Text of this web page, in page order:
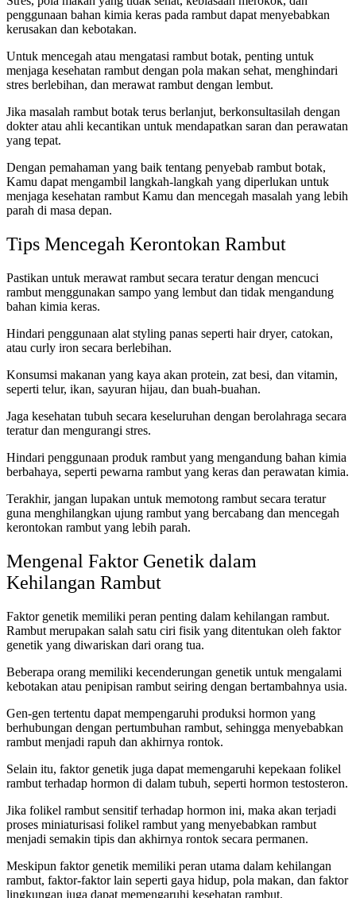
penggunaan bahan kimia keras pada rambut dapat menyebabkan
kerusakan dan kebotakan.
Untuk mencegah atau mengatasi rambut botak, penting untuk
menjaga kesehatan rambut dengan pola makan sehat, menghindari
stres berlebihan, dan merawat rambut dengan lembut.
Jika masalah rambut botak terus berlanjut, berkonsultasilah dengan
dokter atau ahli kecantikan untuk mendapatkan saran dan perawatan
yang tepat.
Dengan pemahaman yang baik tentang penyebab rambut botak,
Kamu dapat mengambil langkah-langkah yang diperlukan untuk
menjaga kesehatan rambut Kamu dan mencegah masalah yang lebih
parah di masa depan.
Tips Mencegah Kerontokan Rambut
Pastikan untuk merawat rambut secara teratur dengan mencuci
rambut menggunakan sampo yang lembut dan tidak mengandung
bahan kimia keras.
Hindari penggunaan alat styling panas seperti hair dryer, catokan,
atau curly iron secara berlebihan.
Konsumsi makanan yang kaya akan protein, zat besi, dan vitamin,
seperti telur, ikan, sayuran hijau, dan buah-buahan.
Jaga kesehatan tubuh secara keseluruhan dengan berolahraga secara
teratur dan mengurangi stres.
Hindari penggunaan produk rambut yang mengandung bahan kimia
berbahaya, seperti pewarna rambut yang keras dan perawatan kimia.
Terakhir, jangan lupakan untuk memotong rambut secara teratur
guna menghilangkan ujung rambut yang bercabang dan mencegah
kerontokan rambut yang lebih parah.
Mengenal Faktor Genetik dalam
Kehilangan Rambut
Faktor genetik memiliki peran penting dalam kehilangan rambut.
Rambut merupakan salah satu ciri fisik yang ditentukan oleh faktor
genetik yang diwariskan dari orang tua.
Beberapa orang memiliki kecenderungan genetik untuk mengalami
kebotakan atau penipisan rambut seiring dengan bertambahnya usia.
Gen-gen tertentu dapat mempengaruhi produksi hormon yang
berhubungan dengan pertumbuhan rambut, sehingga menyebabkan
rambut menjadi rapuh dan akhirnya rontok.
Selain itu, faktor genetik juga dapat memengaruhi kepekaan folikel
rambut terhadap hormon di dalam tubuh, seperti hormon testosteron.
Jika folikel rambut sensitif terhadap hormon ini, maka akan terjadi
proses miniaturisasi folikel rambut yang menyebabkan rambut
menjadi semakin tipis dan akhirnya rontok secara permanen.
Meskipun faktor genetik memiliki peran utama dalam kehilangan
rambut, faktor-faktor lain seperti gaya hidup, pola makan, dan faktor
lingkungan juga dapat memengaruhi kesehatan rambut.